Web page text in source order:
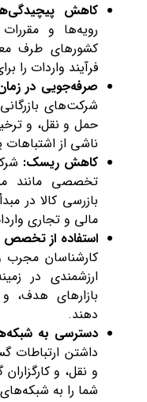
کاهش
رویه‌ها و
کشورهای طرف
فرآیند واردات
صرفه‌جویی در
شرکت‌های
حمل و نقل، و
ناشی از
کاهش ریسک:
تخصصی مانند
بازرسی کالا در
مالی و تجاری
استفاده از تخصص
کارشناسان مجرب
ارزشمندی در
بازارهای هدف، و
دهند.
دسترسی به
داشتن ارتباطات
و نقل، و
شما را به